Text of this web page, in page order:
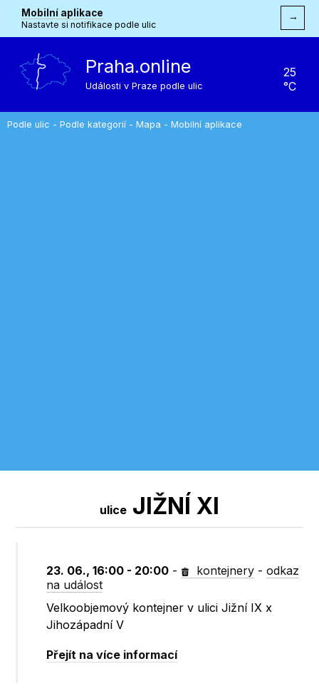
Mobilní aplikace
Nastavte si notifikace podle ulic
→
Praha.online
Události v Praze podle ulic
25
°C
Podle ulic - Podle kategorií - Mapa - Mobilní aplikace
ulice JIŽNÍ XI
23. 06., 16:00 - 20:00 - kontejnery -odkaz
na událost
Velkoobjemový kontejner v ulici Jižní IX x
Jihozápadní V
Přejít na více informací